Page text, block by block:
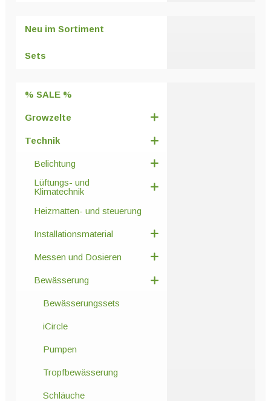
Neu im Sortiment
Sets
% SALE %
Growzelte
Technik
Belichtung
Lüftungs- und
Klimatechnik
Heizmatten- und steuerung
Installationsmaterial
Messen und Dosieren
Bewässerung
Bewässerungssets
iCircle
Pumpen
Tropfbewässerung
Schläuche